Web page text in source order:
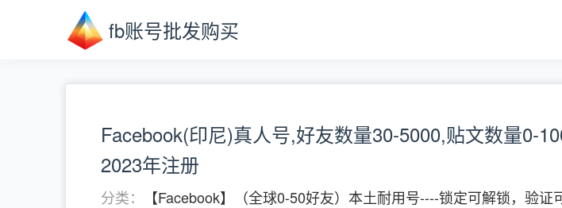
fb账号批发购买
Facebook(印尼)真人号,好友数量30-5000,贴文数量0-
2023年注册
分类：
【Facebook】（全球0-50好友）本土耐用号----锁定可解锁，验